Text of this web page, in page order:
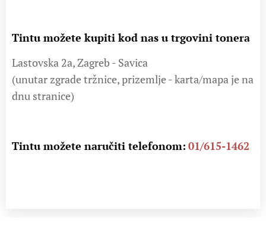
Tintu možete kupiti kod nas u trgovini tonera
Lastovska 2a, Zagreb - Savica
(unutar zgrade tržnice, prizemlje - karta/mapa je na
dnu stranice)
Tintu možete naručiti telefonom: 01/615-1462